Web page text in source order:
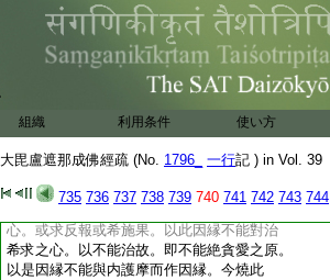
組織 利用条件 使い方
大毘盧遮那成佛經疏 (No. 1796_ 一行記 ) in Vol. 39
735 736 737 738 739 740 741 742 743 744
察時。諸佛同隨喜也。護摩有二種者。前雖略
説護摩之相。今更分別内外護摩也。如兩足
尊所説。護摩有二種者。外護摩謂作法。除煩
惱隨煩惱等障。二内護摩謂。諸佛兩足尊。説
二種護摩。所謂内及外。息諸境界十二縁生
等也。然外護摩。與内護摩而作方便。即是彼
因也。有難者言。今作此護摩之施而求彼果。
即是有所希望豈得成眞理者。答我今無以
希求。問若爾何不隨檀那常法。遍施一切貧
苦之人。而虚作此焚燒令盡。有何義也。答然
心。或求反報或希施果。以此因縁不能對治
希求之心。以不能治故。即不能絶貪愛之原。
以是因縁不能與内護摩而作因縁。今燒此